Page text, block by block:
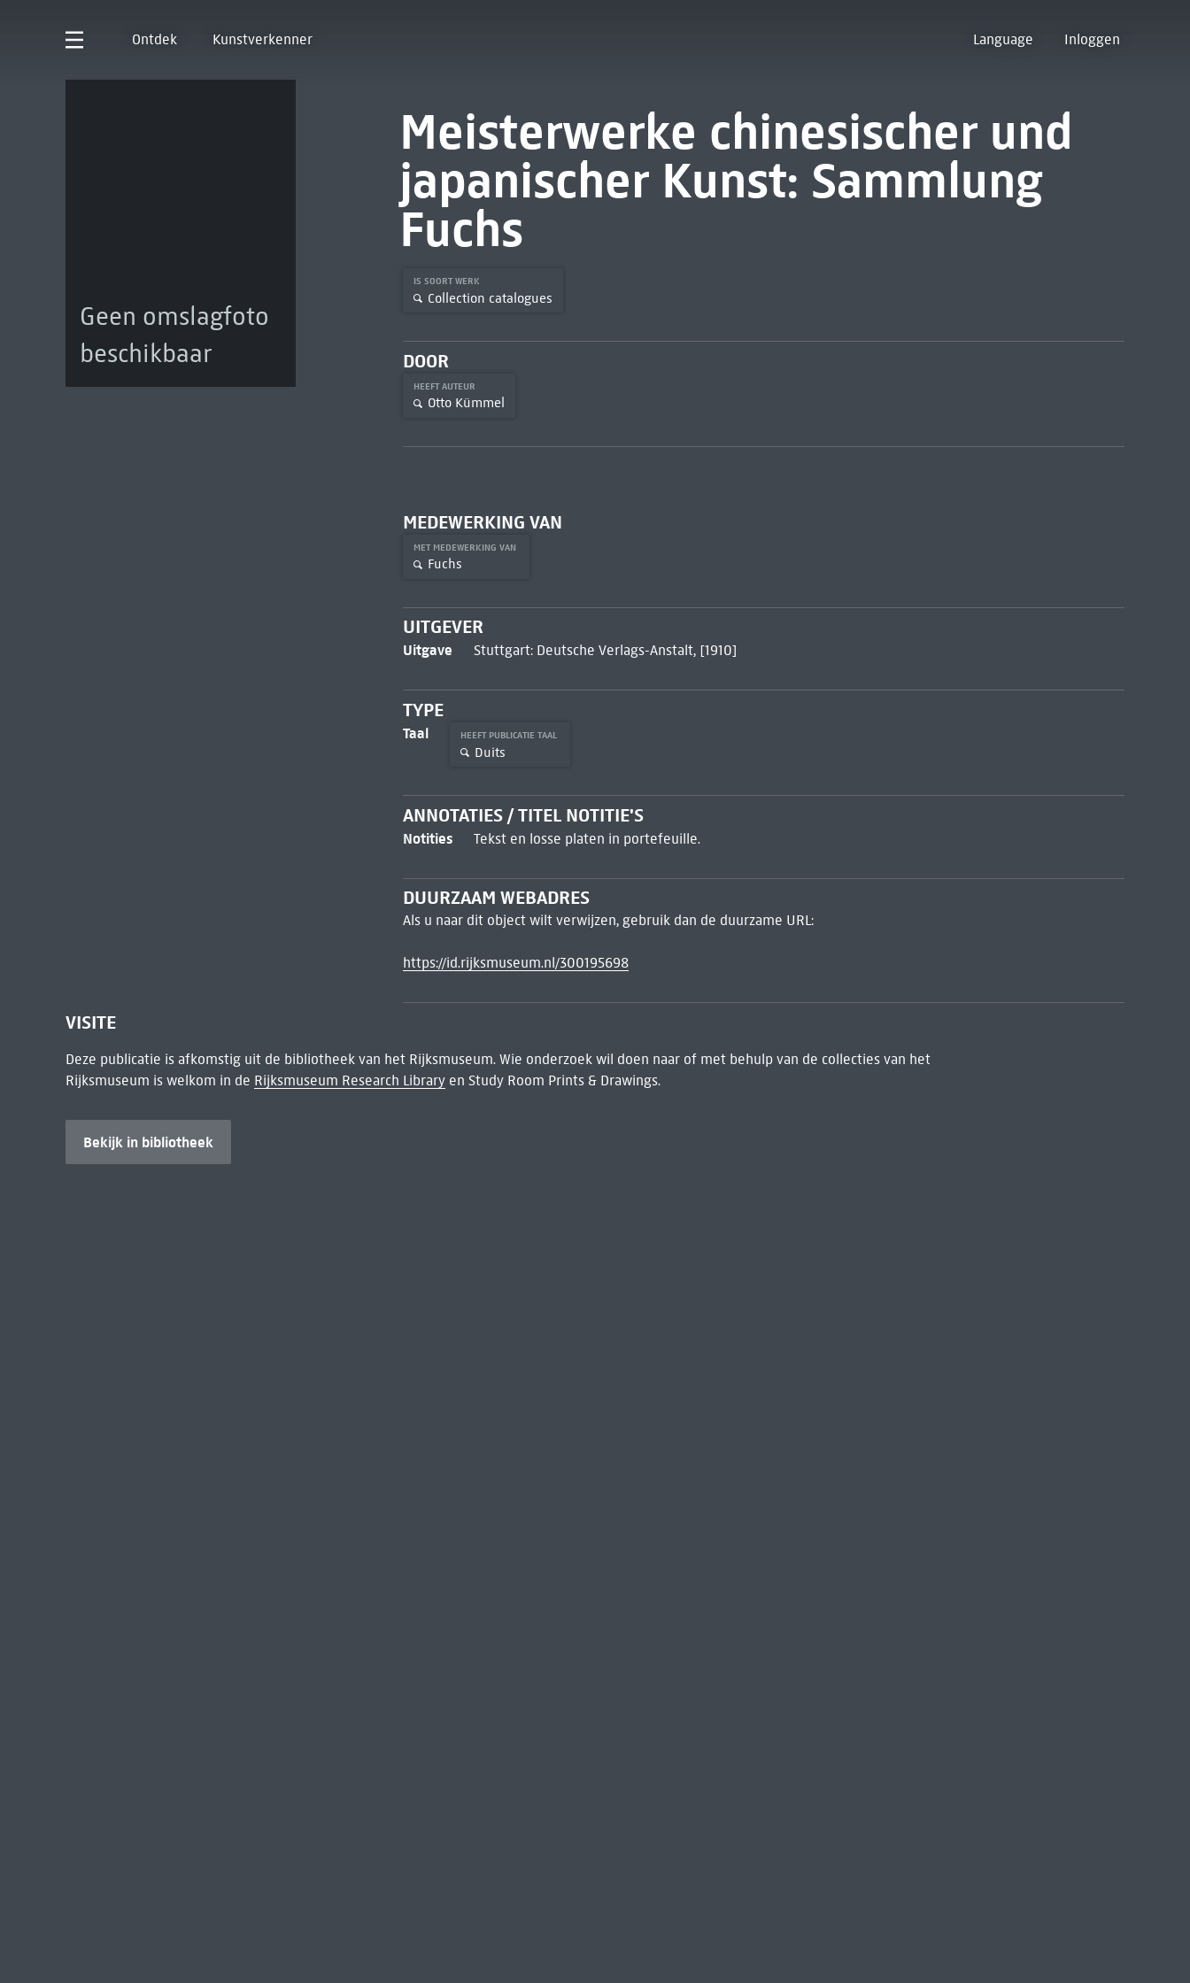
Ontdek Kunstverkenner Language Inloggen
Geen omslagfoto
beschikbaar
Meisterwerke chinesischer und
japanischer Kunst: Sammlung
Fuchs
IS SOORT WERK
Collection catalogues
DOOR
HEEFT AUTEUR
Otto Kümmel
MEDEWERKING VAN
MET MEDEWERKING VAN
Fuchs
UITGEVER
Uitgave Stuttgart: Deutsche Verlags-Anstalt, [1910]
TYPE
Taal HEEFT PUBLICATIE TAAL
Duits
ANNOTATIES / TITEL NOTITIE'S
Notities Tekst en losse platen in portefeuille.
DUURZAAM WEBADRES
Als u naar dit object wilt verwijzen, gebruik dan de duurzame URL:
https://id.rijksmuseum.nl/300195698
VISITE
Deze publicatie is afkomstig uit de bibliotheek van het Rijksmuseum. Wie onderzoek wil doen naar of met behulp van de collecties van het
Rijksmuseum is welkom in de Rijksmuseum Research Libraryen Study Room Prints & Drawings.
Bekijk in bibliotheek